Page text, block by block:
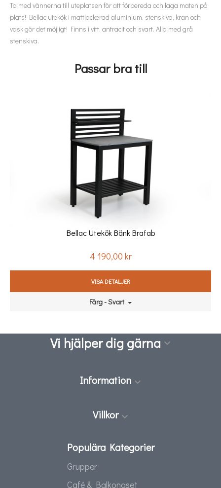
Ta med vännerna till uteplatsen för att förbereda och laga maten på
plats! Bellac utekök i mattlackerad aluminium, stenskiva, kran och
vask gör det möjligt! Finns i vitt, antracit och svart. Alla med grå
stenskiva.
Passar bra till
Bellac Utekök Bänk Brafab
Pris
4 190,00 kr
VISA DETALJER
Färg - Svart
Vi hjälper dig gärna 
Information 
Villkor 
Populära Kategorier
Grupper
Café & Balkongset